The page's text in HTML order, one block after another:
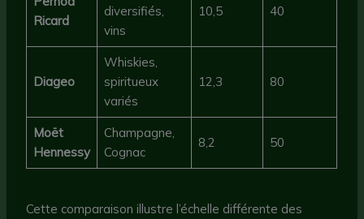
Ricard
diversifiés,
vins
10,5 40
Diageo
Whiskies,
spiritueux
variés
12,3 80
Moët
Hennessy
Champagne,
Cognac
8,2 50
Cette comparaison illustre l’échelle différente des